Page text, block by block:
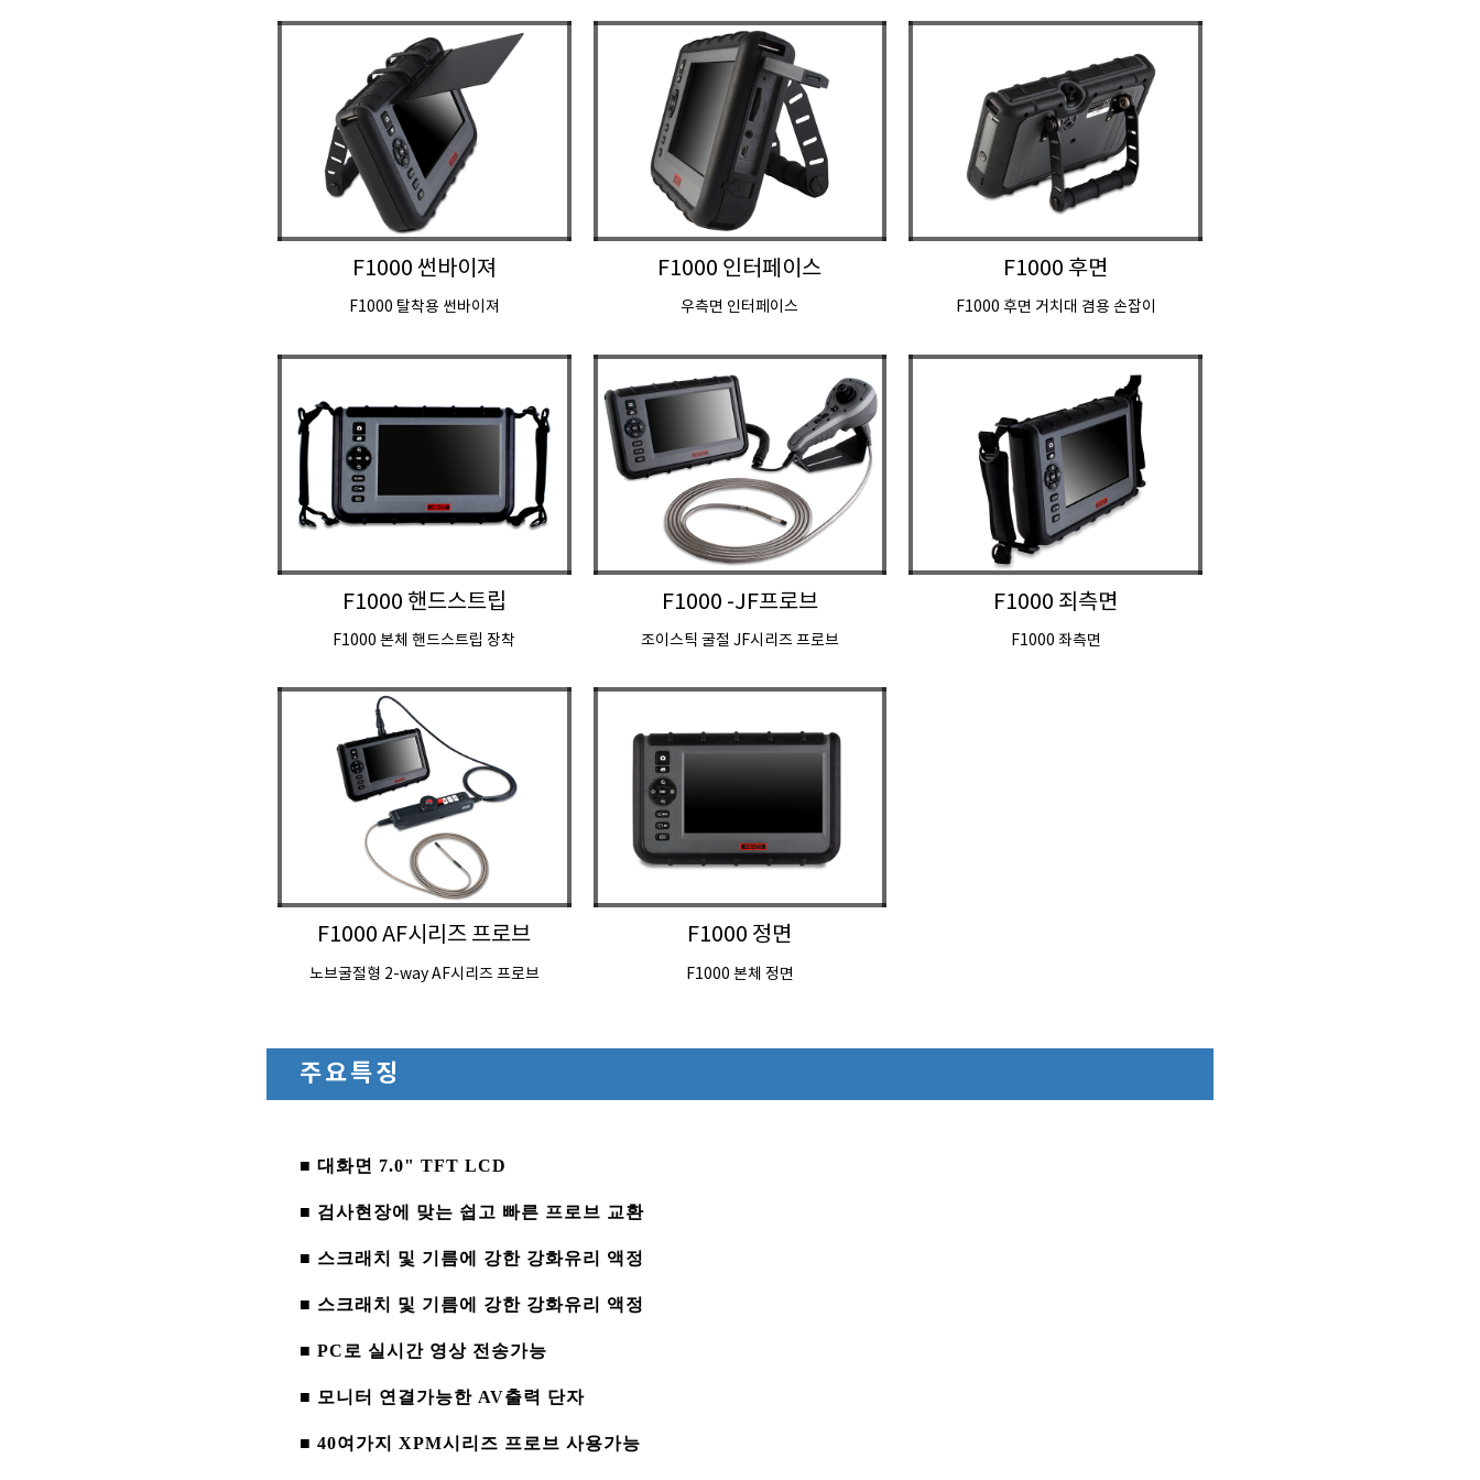
F1000 썬바이져
F1000 탈착용 썬바이져
F1000 인터페이스
우측면 인터페이스
F1000 후면
F1000 후면 거치대 겸용 손잡이
F1000 핸드스트립
F1000 본체 핸드스트립 장착
F1000 -JF프로브
조이스틱 굴절 JF시리즈 프로브
F1000 죄측면
F1000 좌측면
F1000 AF시리즈 프로브
노브굴절형 2-way AF시리즈 프로브
F1000 정면
F1000 본체 정면
주요특징
■ 대화면 7.0" TFT LCD
■ 검사현장에 맞는 쉽고 빠른 프로브 교환
■ 스크래치 및 기름에 강한 강화유리 액정
■ 스크래치 및 기름에 강한 강화유리 액정
■ PC로 실시간 영상 전송가능
■ 모니터 연결가능한 AV출력 단자
■ 40여가지 XPM시리즈 프로브 사용가능